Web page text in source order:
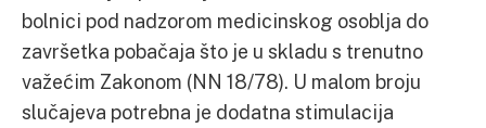
bolnici pod nadzorom medicinskog osoblja do
završetka pobačaja što je u skladu s trenutno
važećim Zakonom (NN 18/78). U malom broju
slučajeva potrebna je dodatna stimulacija